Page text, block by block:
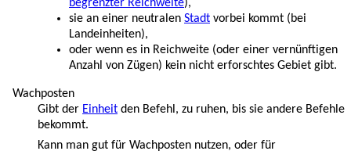
begrenzter Reichweite),
sie an einer neutralen Stadt vorbei kommt (bei
Landeinheiten),
oder wenn es in Reichweite (oder einer vernünftigen
Anzahl von Zügen) kein nicht erforschtes Gebiet gibt.
Wachposten
Gibt der Einheit den Befehl, zu ruhen, bis sie andere Befehle
bekommt.
Kann man gut für Wachposten nutzen, oder für